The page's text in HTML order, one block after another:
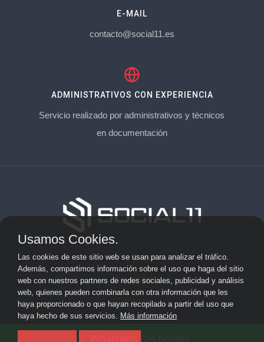
E-MAIL
contacto@social11.es
ADMINISTRATIVOS CON EXPERIENCIA
Servicio realizado por administrativos y técnicos
en documentación
Aviso Legal
Privacidad
Cookies
Usamos Cookies.
Las cookies de este sitio web se usan para analizar el tráfico.
Además, compartimos información sobre el uso que haga del sitio
web con nuestros partners de redes sociales, publicidad y análisis
web, quienes pueden combinarla con otra información que les
haya proporcionado o que hayan recopilado a partir del uso que
haya hecho de sus servicios. Más información